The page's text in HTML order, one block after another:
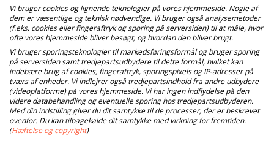
Vi bruger cookies og lignende teknologier på vores hjemmeside. Nogle af
dem er væsentlige og teknisk nødvendige. Vi bruger også analysemetoder
(f.eks. cookies eller fingeraftryk og sporing på serversiden) til at måle, hvor
ofte vores hjemmeside bliver besøgt, og hvordan den bliver brugt.
Vi bruger sporingsteknologier til markedsføringsformål og bruger sporing
på serversiden samt tredjepartsudbydere til dette formål, hvilket kan
indebære brug af cookies, fingeraftryk, sporingspixels og IP-adresser på
tværs af enheder. Vi indlejrer også tredjepartsindhold fra andre udbydere
(videoplatforme) på vores hjemmeside. Vi har ingen indflydelse på den
videre databehandling og eventuelle sporing hos tredjepartsudbyderen.
Med din indstilling giver du dit samtykke til de processer, der er beskrevet
ovenfor. Du kan tilbagekalde dit samtykke med virkning for fremtiden.
(Hæftelse og copyright)